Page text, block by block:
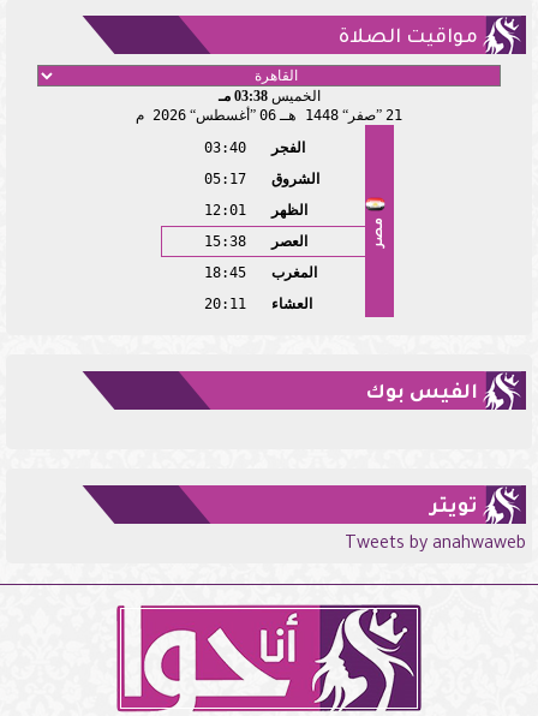
مواقيت الصلاة
الخميس03:38 مـ
21 صفر 1448 هـ 06 أغسطس 2026 م
مصر
الفجر
03:40
الشروق
05:17
الظهر
12:01
العصر
15:38
المغرب
18:45
العشاء
20:11
الفيس بوك
تويتر
Tweets by anahwaweb